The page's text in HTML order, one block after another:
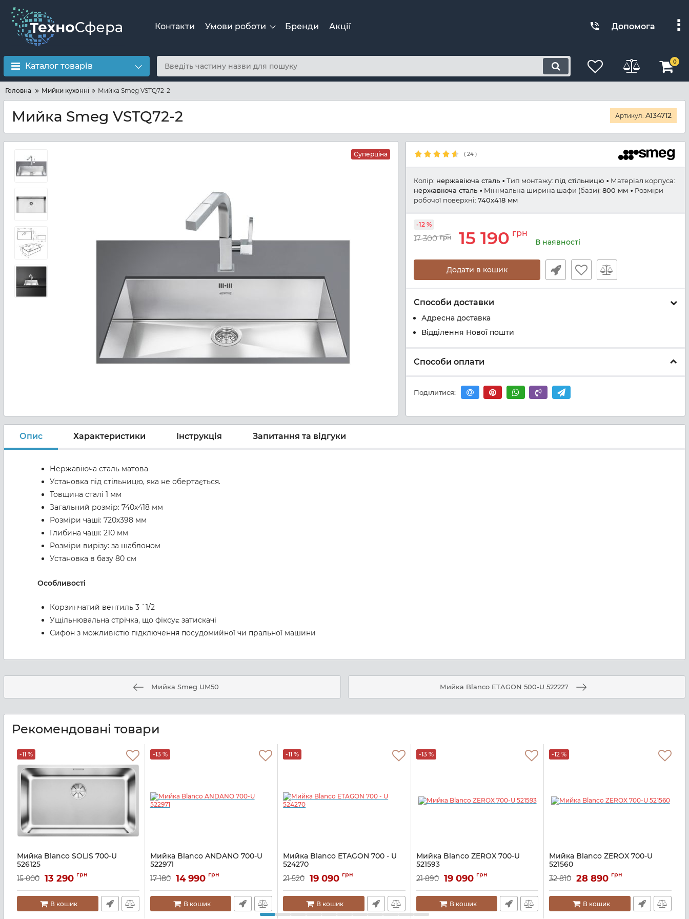
Контакти Умови роботи Бренди Акції Допомога
Каталог товарів 0
Головна Мийки кухонні Мийка Smeg VSTQ72-2
Мийка Smeg VSTQ72-2 Артикул: A134712
Суперціна ( 24 )
Колір: нержавіюча сталь Тип монтажу: під стільницю
Матеріал корпуса:
нержавіюча сталь
Мінімальна ширина шафи (бази): 800 мм
Розміри
робочої поверхні: 740x418 мм
17 300 грн 15 190 грн
-12 %
В наявності
Додати в кошик
Способи доставки
Адресна доставка
Відділення Нової пошти
Способи оплати
Поділитися:
Опис Характеристики Інструкція Запитання та відгуки
Нержавіюча сталь матова
Установка під стільницю, яка не обертається.
Товщина сталі 1 мм
Загальний розмір: 740х418 мм
Розміри чаші: 720х398 мм
Глибина чаші: 210 мм
Розміри вирізу: за шаблоном
Установка в базу 80 см
Особливості
Корзинчатий вентиль 3 `1/2
Ущільнювальна стрічка, що фіксує затискачі
Сифон з можливістю підключення посудомийної чи пральної машини
Мийка Smeg UM50 Мийка Blanco ETAGON 500-U 522227
Рекомендовані товари
-11 %
Мийка Blanco SOLIS 700-U
526125
Артикул: A136855
15 000 13 290 грн
В кошик
-13 %
Мийка Blanco ANDANO 700-U
522971
Артикул:A128126
17 180 14 990 грн
В кошик
-11 %
Мийка Blanco ETAGON 700 - U
524270
Артикул:A132025
21 520 19 090 грн
В кошик
-13 %
Мийка Blanco ZEROX 700-U
521593
Артикул: A130370
21 890 19 090 грн
В кошик
-12 %
Мийка Blanco ZEROX 700-U
521560
Артикул:A129265
32 810 28 890 грн
В кошик